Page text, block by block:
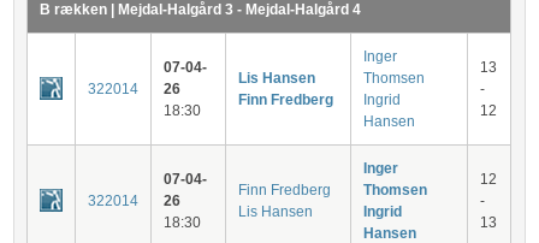
B rækken | Mejdal-Halgård 3 - Mejdal-Halgård 4
322014
07-04-
26
18:30
Lis Hansen
Finn Fredberg
Inger
Thomsen
Ingrid
Hansen
13
-
12
322014
07-04-
26
18:30
Finn Fredberg
Lis Hansen
Inger
Thomsen
Ingrid
Hansen
12
-
13